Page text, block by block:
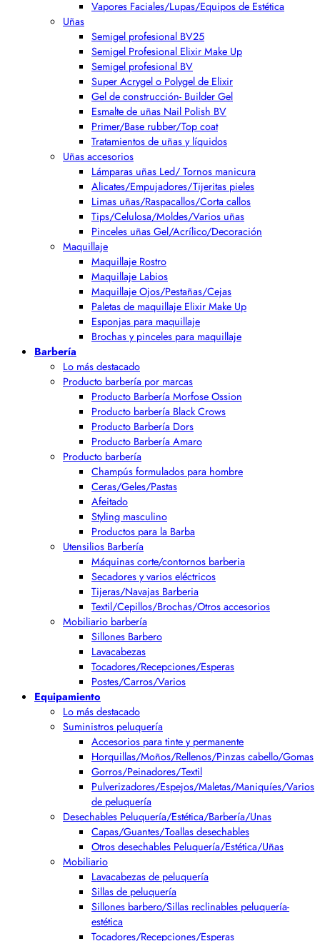
Vapores Faciales/Lupas/Equipos de Estética
Uñas
Semigel profesional BV25
Semigel Profesional Elixir Make Up
Semigel profesional BV
Super Acrygel o Polygel de Elixir
Gel de construcción- Builder Gel
Esmalte de uñas Nail Polish BV
Primer/Base rubber/Top coat
Tratamientos de uñas y líquidos
Uñas accesorios
Lámparas uñas Led/ Tornos manicura
Alicates/Empujadores/Tijeritas pieles
Limas uñas/Raspacallos/Corta callos
Tips/Celulosa/Moldes/Varios uñas
Pinceles uñas Gel/Acrílico/Decoración
Maquillaje
Maquillaje Rostro
Maquillaje Labios
Maquillaje Ojos/Pestañas/Cejas
Paletas de maquillaje Elixir Make Up
Esponjas para maquillaje
Brochas y pinceles para maquillaje
Barbería
Lo más destacado
Producto barbería por marcas
Producto Barbería Morfose Ossion
Producto barbería Black Crows
Producto Barbería Dors
Producto Barbería Amaro
Producto barbería
Champús formulados para hombre
Ceras/Geles/Pastas
Afeitado
Styling masculino
Productos para la Barba
Utensilios Barbería
Máquinas corte/contornos barberia
Secadores y varios eléctricos
Tijeras/Navajas Barberia
Textil/Cepillos/Brochas/Otros accesorios
Mobiliario barbería
Sillones Barbero
Lavacabezas
Tocadores/Recepciones/Esperas
Postes/Carros/Varios
Equipamiento
Lo más destacado
Suministros peluquería
Accesorios para tinte y permanente
Horquillas/Moños/Rellenos/Pinzas cabello/Gomas
Gorros/Peinadores/Textil
Pulverizadores/Espejos/Maletas/Maniquíes/Varios
de peluquería
Desechables Peluquería/Estética/Barbería/Unas
Capas/Guantes/Toallas desechables
Otros desechables Peluquería/Estética/Uñas
Mobiliario
Lavacabezas de peluquería
Sillas de peluquería
Sillones barbero/Sillas reclinables peluquería-
estética
Tocadores/Recepciones/Esperas